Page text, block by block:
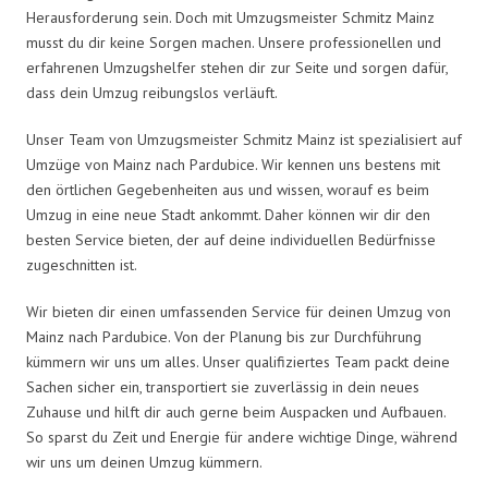
Herausforderung sein. Doch mit Umzugsmeister Schmitz Mainz
musst du dir keine Sorgen machen. Unsere professionellen und
erfahrenen Umzugshelfer stehen dir zur Seite und sorgen dafür,
dass dein Umzug reibungslos verläuft.
Unser Team von Umzugsmeister Schmitz Mainz ist spezialisiert auf
Umzüge von Mainz nach Pardubice. Wir kennen uns bestens mit
den örtlichen Gegebenheiten aus und wissen, worauf es beim
Umzug in eine neue Stadt ankommt. Daher können wir dir den
besten Service bieten, der auf deine individuellen Bedürfnisse
zugeschnitten ist.
Wir bieten dir einen umfassenden Service für deinen Umzug von
Mainz nach Pardubice. Von der Planung bis zur Durchführung
kümmern wir uns um alles. Unser qualifiziertes Team packt deine
Sachen sicher ein, transportiert sie zuverlässig in dein neues
Zuhause und hilft dir auch gerne beim Auspacken und Aufbauen.
So sparst du Zeit und Energie für andere wichtige Dinge, während
wir uns um deinen Umzug kümmern.